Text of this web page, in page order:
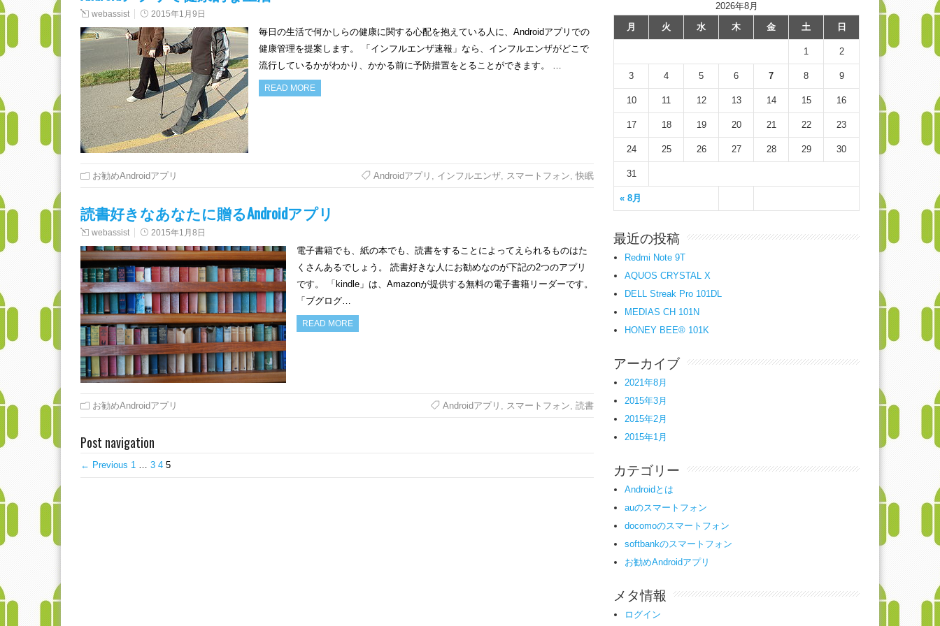
webassist 2015年1月9日
毎日の生活で何かしらの健康に関する心配を抱えている人に、Androidアプリでの
健康管理を提案します。 「インフルエンザ速報」なら、インフルエンザがどこで
流行しているかがわかり、かかる前に予防措置をとることができます。 …
READ MORE
お勧めAndroidアプリ Androidアプリ , インフルエンザ, スマートフォン, 快眠
読書好きなあなたに贈るAndroidアプリ
webassist 2015年1月8日
電子書籍でも、紙の本でも、読書をすることによってえられるものはた
くさんあるでしょう。 読書好きな人にお勧めなのが下記の2つのアプリ
です。 「kindle」は、Amazonが提供する無料の電子書籍リーダーです。
「ブグログ…
READ MORE
お勧めAndroidアプリ Androidアプリ , スマートフォン, 読書
Post navigation
← Previous 1 … 3 4 5
2026年8月
月
火 水 木 金 土 日
« 8月
1 2
3 4 5 6 7 8 9
10 11 12 13 14 15 16
17 18 19 20 21 22 23
24 25 26 27 28 29 30
31
最近の投稿
Redmi Note 9T
AQUOS CRYSTAL X
DELL Streak Pro 101DL
MEDIAS CH 101N
HONEY BEE® 101K
アーカイブ
2021年8月
2015年3月
2015年2月
2015年1月
カテゴリー
Androidとは
auのスマートフォン
docomoのスマートフォン
softbankのスマートフォン
お勧めAndroidアプリ
メタ情報
ログイン